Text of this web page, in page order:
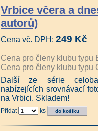
Vrbice včera a
autorů)
Cena vč. DPH: 249 Kč
Cena pro členy klubu typu
Cena pro členy klubu typu
Další ze série
nabízejících srovnávací
na Vrbici. Skladem!
Přidat ks